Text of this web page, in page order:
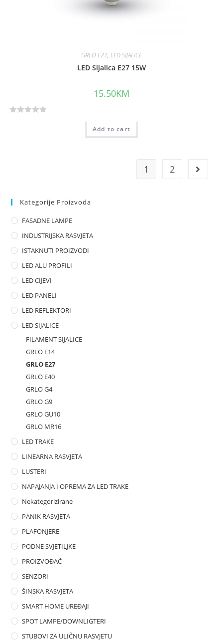
GRLO E27, LED SIJALICE
LED Sijalica E27 15W
15.50KM
t
o
5
Add to cart
1 2
Kategorije Proizvoda
FASADNE LAMPE
INDUSTRIJSKA RASVJETA
ISTAKNUTI PROIZVODI
LED ALU PROFILI
LED CIJEVI
LED PANELI
LED REFLEKTORI
LED SIJALICE
FILAMENT SIJALICE
GRLO E14
GRLO E27
GRLO E40
GRLO G4
GRLO G9
GRLO GU10
GRLO MR16
LED TRAKE
LINEARNA RASVJETA
LUSTERI
NAPAJANJA I OPREMA ZA LED TRAKE
Nekategorizirane
PANIK RASVJETA
PLAFONJERE
PODNE SVJETILJKE
PROIZVOĐAČ
SENZORI
ŠINSKA RASVJETA
SMART HOME UREĐAJI
SPOT LAMPE/DOWNLIGTERI
STUBOVI ZA ULIČNU RASVJETU